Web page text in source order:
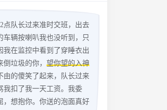
点队长过来准时交班，出去
车辆按喇叭我也没听到，只
我在监控中看到了穿睡衣出
倒垃圾的你， 望你望的入神
由的傻笑了起来，队长过来
我扣了我一天工资。我委
，想抱你。你送的泡面真好